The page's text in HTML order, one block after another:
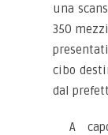
una
350
cibo
dal
A